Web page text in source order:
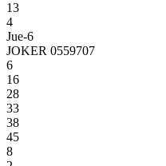
13
4
Jue-6
JOKER 0559707
6
16
28
33
38
45
8